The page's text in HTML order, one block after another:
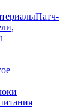
Патч-